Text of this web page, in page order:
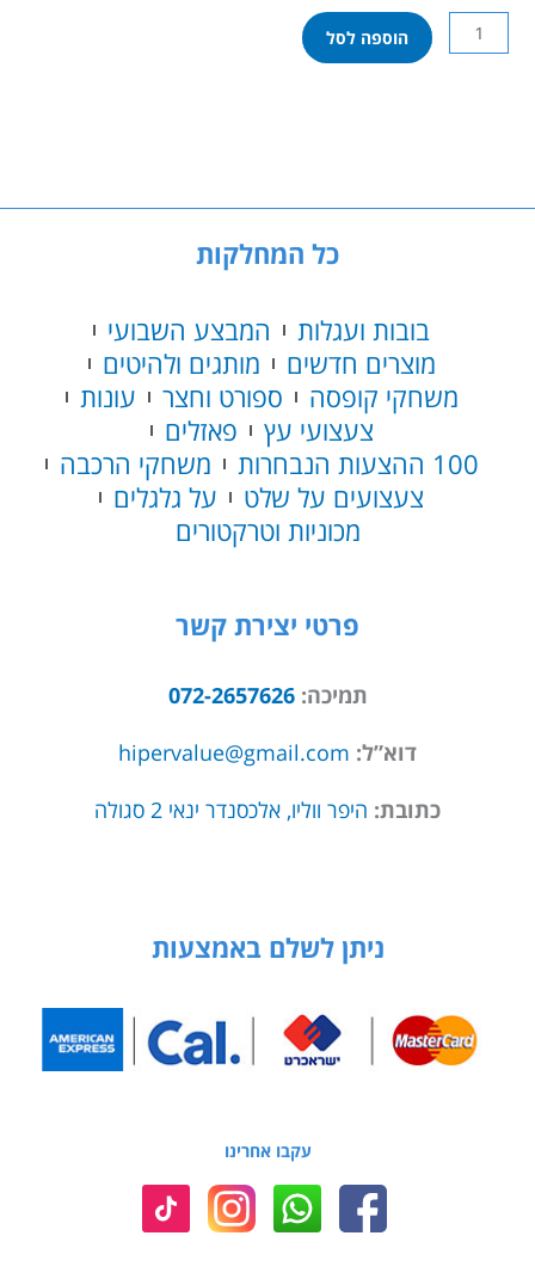
כמות
של
הוספה לסל
כל המחלקות
בובות ועגלות
המבצע השבועי
מוצרים חדשים
מותגים ולהיטים
משחקי קופסה
ספורט וחצר
עונות
צעצועי עץ
פאזלים
100 ההצעות הנבחרות
משחקי הרכבה
צעצועים על שלט
על גלגלים
מכוניות וטרקטורים
פרטי יצירת קשר
תמיכה:072-2657626
דוא”ל: hipervalue@gmail.com
כתובת: היפר ווליו, אלכסנדר ינאי 2 סגולה
ניתן לשלם באמצעות
עקבו אחרינו